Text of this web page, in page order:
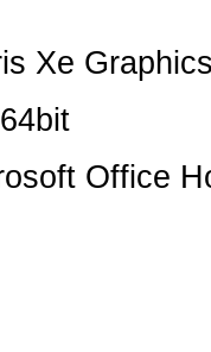
Xe
Office